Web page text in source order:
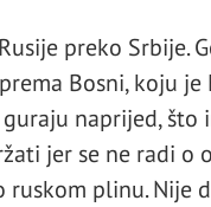
preko Srbije.
Bosni, koju je
naprijed, što
jer se ne radi
ruskom plinu.